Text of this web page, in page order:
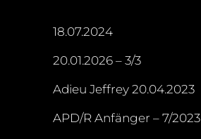
18.07.2024
20.01.2026 – 3/3
Adieu Jeffrey 20.04.2023
APD/R Anfänger – 7/2023